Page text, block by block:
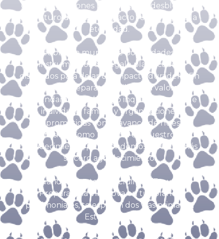
con las donaciones planificadas y desbloquee
un futuro donde su impacto resuene para la
eternidad.
Descubre un mundo de posibilidades con
instrumentos de regalo planificados
diseñados para dejar un impacto duradero. En
la Escuela Preparatoria Villanova valoramos
profundamente el apoyo inquebrantable de
individuos, familias y organizaciones
comprometidas con el avance de nuestra
misión. Como muestra de nuestro
agradecimiento, ¡le extendemos nuestro más
sincero agradecimiento!
Cuando se trata de incluir a la Escuela
Preparatoria Villanova en tus planes
patrimoniales, te esperan dos vías primarias:
Estate o Will.